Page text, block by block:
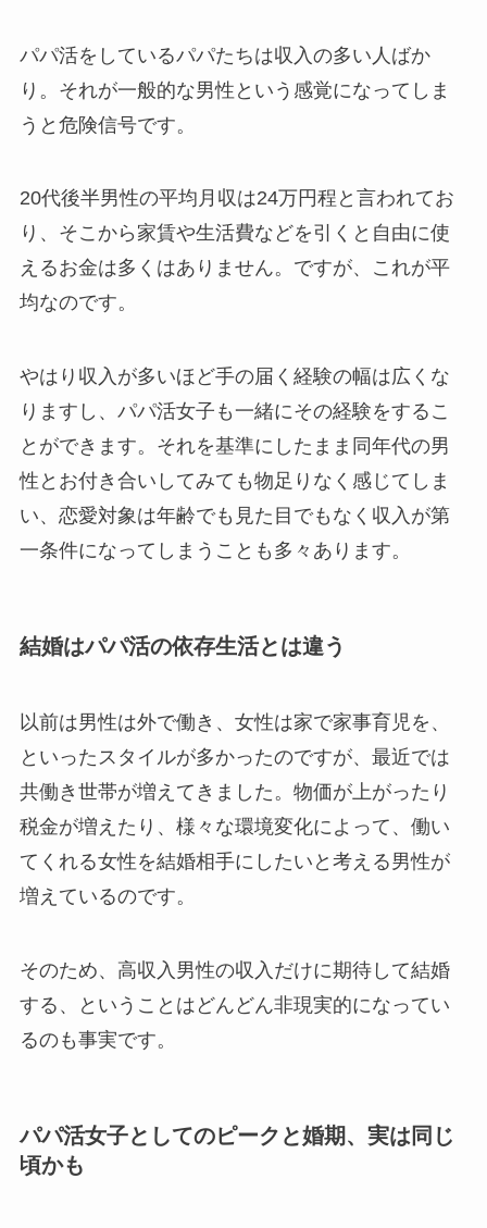
パパ活をしているパパたちは収入の多い人ばか
り。それが一般的な男性という感覚になってしま
うと危険信号です。
20代後半男性の平均月収は24万円程と言われてお
り、そこから家賃や生活費などを引くと自由に使
えるお金は多くはありません。ですが、これが平
均なのです。
やはり収入が多いほど手の届く経験の幅は広くな
りますし、パパ活女子も一緒にその経験をするこ
とができます。それを基準にしたまま同年代の男
性とお付き合いしてみても物足りなく感じてしま
い、恋愛対象は年齢でも見た目でもなく収入が第
一条件になってしまうことも多々あります。
結婚はパパ活の依存生活とは違う
以前は男性は外で働き、女性は家で家事育児を、
といったスタイルが多かったのですが、最近では
共働き世帯が増えてきました。物価が上がったり
税金が増えたり、様々な環境変化によって、働い
てくれる女性を結婚相手にしたいと考える男性が
増えているのです。
そのため、高収入男性の収入だけに期待して結婚
する、ということはどんどん非現実的になってい
るのも事実です。
パパ活女子としてのピークと婚期、実は同じ
頃かも